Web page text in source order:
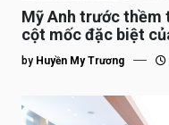
Mỹ Anh trước thềm
cột mốc đặc biệt
tế”
by Huyền My Trương